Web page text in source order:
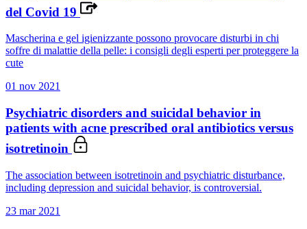
del Covid 19
Mascherina e gel igienizzante possono provocare disturbi in chi
soffre di malattie della pelle: i consigli degli esperti per proteggere la
cute
01 nov 2021
Psychiatric disorders and suicidal behavior in
patients with acne prescribed oral antibiotics versus
isotretinoin
The association between isotretinoin and psychiatric disturbance,
including depression and suicidal behavior, is controversial.
23 mar 2021